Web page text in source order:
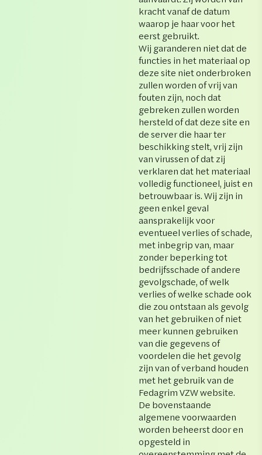
kracht vanaf de datum
waarop je haar voor het
eerst gebruikt.
Wij garanderen niet dat de
functies in het materiaal op
deze site niet onderbroken
zullen worden of vrij van
fouten zijn, noch dat
gebreken zullen worden
hersteld of dat deze site en
de server die haar ter
beschikking stelt, vrij zijn
van virussen of dat zij
verklaren dat het materiaal
volledig functioneel, juist en
betrouwbaar is. Wij zijn in
geen enkel geval
aansprakelijk voor
eventueel verlies of schade,
met inbegrip van, maar
zonder beperking tot
bedrijfsschade of andere
gevolgschade, of welk
verlies of welke schade ook
die zou ontstaan als gevolg
van het gebruiken of niet
meer kunnen gebruiken
van die gegevens of
voordelen die het gevolg
zijn van of verband houden
met het gebruik van de
Fedagrim VZW website.
De bovenstaande
algemene voorwaarden
worden beheerst door en
opgesteld in